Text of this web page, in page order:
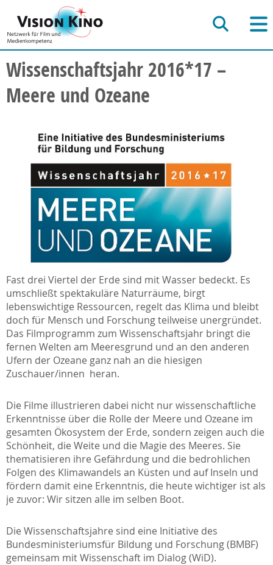
Wissenschaftsjahr 2016*17 –
Meere und Ozeane
Fast drei Viertel der Erde sind mit Wasser bedeckt. Es
umschließt spektakuläre Naturräume, birgt
lebenswichtige Ressourcen, regelt das Klima und bleibt
doch für Mensch und Forschung teilweise unergründet.
Das Filmprogramm zum Wissenschaftsjahr bringt die
fernen Welten am Meeresgrund und an den anderen
Ufern der Ozeane ganz nah an die hiesigen
Zuschauer/innen heran.
Die Filme illustrieren dabei nicht nur wissenschaftliche
Erkenntnisse über die Rolle der Meere und Ozeane im
gesamten Ökosystem der Erde, sondern zeigen auch die
Schönheit, die Weite und die Magie des Meeres. Sie
thematisieren ihre Gefährdung und die bedrohlichen
Folgen des Klimawandels an Küsten und auf Inseln und
fördern damit eine Erkenntnis, die heute wichtiger ist als
je zuvor: Wir sitzen alle im selben Boot.
Die Wissenschaftsjahre sind eine Initiative des
Bundesministeriumsfür Bildung und Forschung (BMBF)
gemeinsam mit Wissenschaft im Dialog (WiD).